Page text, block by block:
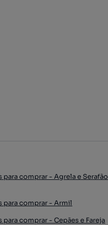
para comprar - Agrela e Serafão
para comprar - Armil
para comprar - Cepães e Fareja